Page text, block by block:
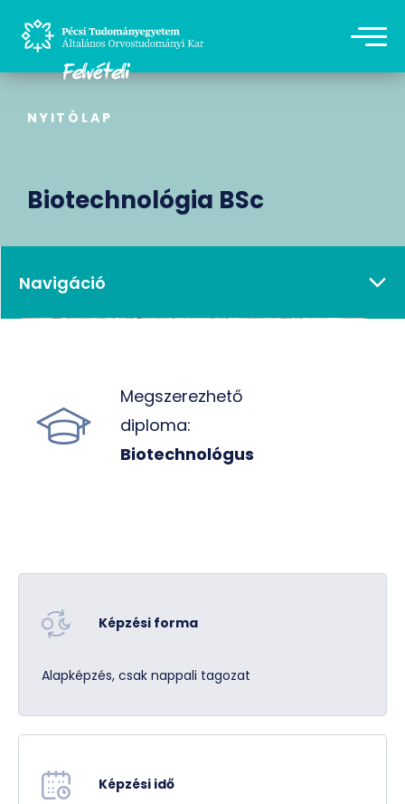
NYITÓLAP
Biotechnológia BSc
Megszerezhető
diploma:
Biotechnológus
Képzési forma
Alapképzés, csak nappali tagozat
Képzési idő
Navigáció